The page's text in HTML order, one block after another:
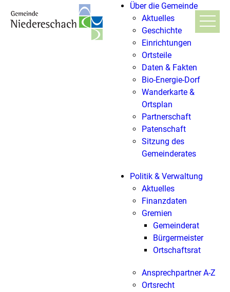
Über die Gemeinde
Aktuelles
Geschichte
Einrichtungen
Ortsteile
Daten & Fakten
Bio-Energie-Dorf
Wanderkarte &
Ortsplan
Partnerschaft
Patenschaft
Sitzung des
Gemeinderates
Politik & Verwaltung
Aktuelles
Finanzdaten
Gremien
Gemeinderat
Bürgermeister
Ortschaftsrat
Ansprechpartner A-Z
Ortsrecht